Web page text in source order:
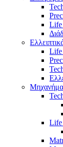
Life
Life
Life